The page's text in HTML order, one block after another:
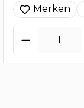
Merken